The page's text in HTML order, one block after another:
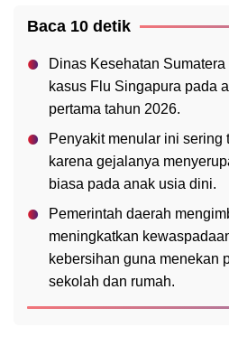
Baca 10 detik
Dinas Kesehatan
kasus Flu Singapura pada
pertama tahun 2026.
Penyakit menular ini sering
karena gejalanya
biasa pada anak usia dini.
Pemerintah daerah
meningkatkan
kebersihan guna menekan
sekolah dan rumah.